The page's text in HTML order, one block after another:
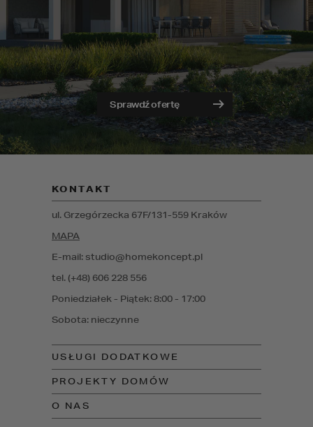
Sprawdź ofertę
USŁUGI DODATKOWE
PROJEKTY DOMÓW
O NAS
Poniedziałek - Piątek: 8:00 - 17:00
Sobota: nieczynne
KONTAKT
E-mail: studio@homekoncept.pl
tel. (+48) 606 228 556
ul. Grzegórzecka 67F/131-559 Kraków
MAPA